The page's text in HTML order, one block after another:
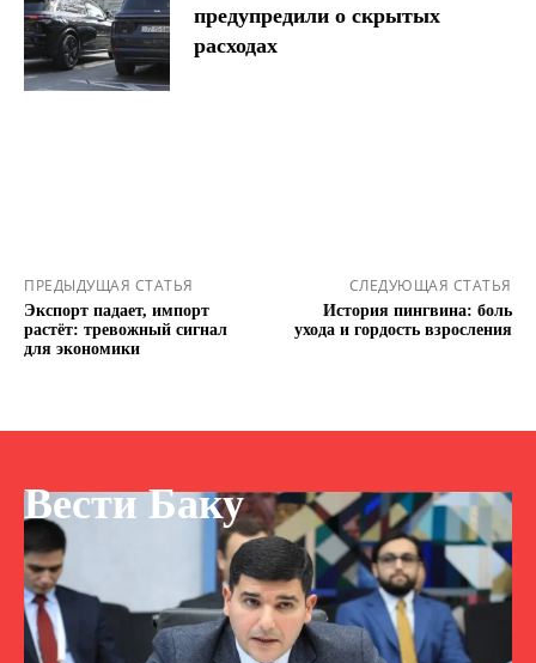
предупредили о скрытых
расходах
ПРЕДЫДУЩАЯ СТАТЬЯ
Экспорт падает, импорт
растёт: тревожный сигнал
для экономики
СЛЕДУЮЩАЯ СТАТЬЯ
История пингвина: боль
ухода и гордость взросления
Вести Баку